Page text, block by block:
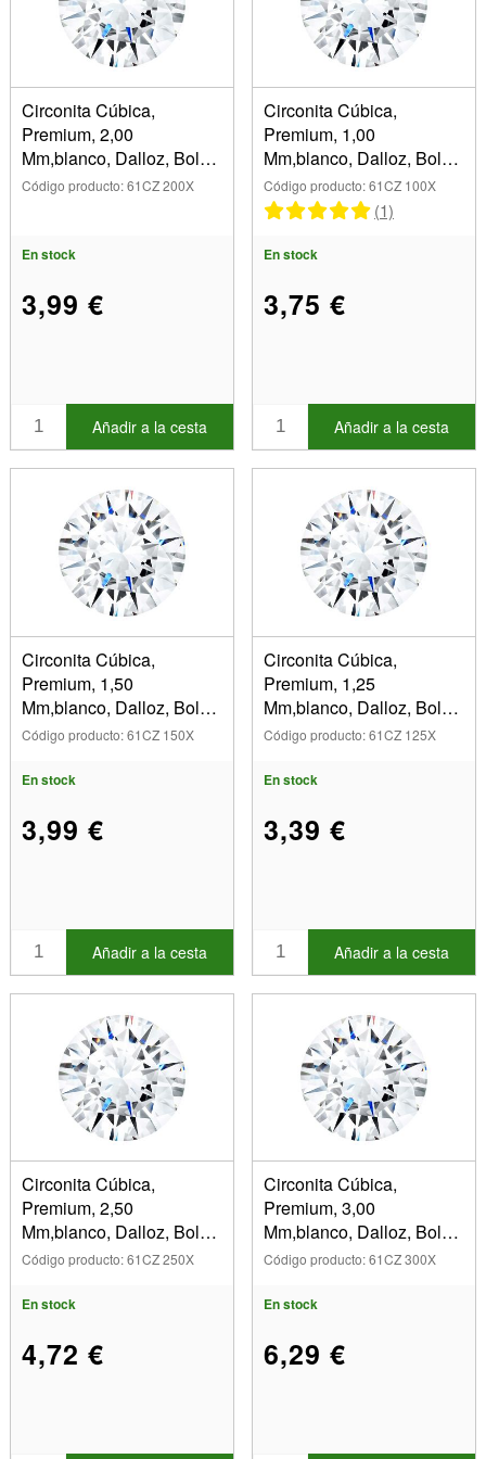
Blanco (10)
Dimensiones
1,25 mm (1)
1,50 mm (1)
0,80 mm (1)
2,50 mm (1)
4,00 mm (1)
Marca
(Suprimir) Dalloz
(Suprimir) En stock
Circonita Cúbica,
Premium, 2,00
Mm,blanco, Dalloz, Bolsa
De 10
Código producto: 61CZ 200X
En stock
3,99 €
Añadir a la cesta
Circonita Cúbica,
Premium, 1,00
Mm,blanco, Dalloz, Bolsa
De 10
Código producto: 61CZ 100X
(1)
En stock
3,75 €
Añadir a la cesta
Circonita Cúbica,
Premium, 1,50
Mm,blanco, Dalloz, Bolsa
De 10
Código producto: 61CZ 150X
En stock
3,99 €
Añadir a la cesta
Circonita Cúbica,
Premium, 1,25
Mm,blanco, Dalloz, Bolsa
De 10
Código producto: 61CZ 125X
En stock
3,39 €
Añadir a la cesta
Circonita Cúbica,
Premium, 2,50
Mm,blanco, Dalloz, Bolsa
De 10
Código producto: 61CZ 250X
En stock
4,72 €
Circonita Cúbica,
Premium, 3,00
Mm,blanco, Dalloz, Bolsa
De 10
Código producto: 61CZ 300X
En stock
6,29 €